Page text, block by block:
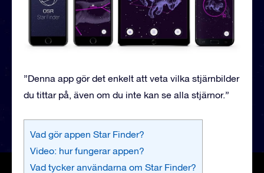
”Denna app gör det enkelt att veta vilka stjärnbilder
du tittar på, även om du inte kan se alla stjärnor.”
Vad gör appen Star Finder?
Video: hur fungerar appen?
Vad tycker användarna om Star Finder?